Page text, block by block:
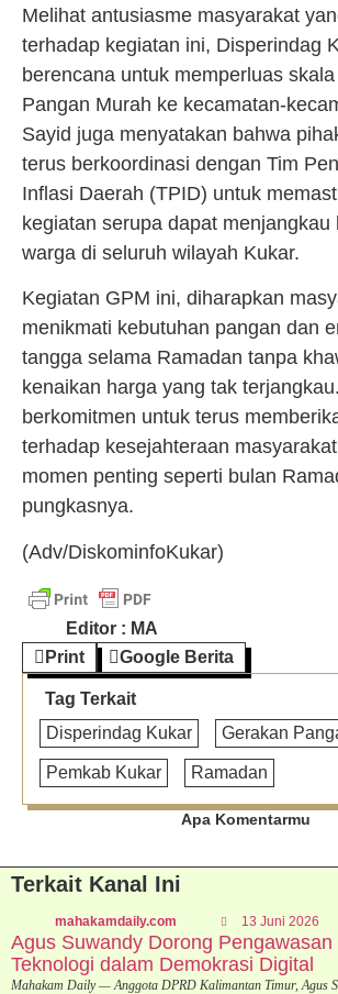
Melihat antusiasme masyarakat
terhadap kegiatan ini, Disperindag
berencana untuk memperluas
Pangan Murah ke kecamatan-
Sayid juga menyatakan bahwa
terus berkoordinasi dengan Tim
Inflasi Daerah (TPID) untuk
kegiatan serupa dapat menjangkau
warga di seluruh wilayah Kukar.
Kegiatan GPM ini, diharapkan
menikmati kebutuhan pangan dan
tangga selama Ramadan tanpa
kenaikan harga yang tak
berkomitmen untuk terus
terhadap kesejahteraan
momen penting seperti bulan
pungkasnya.
(Adv/DiskominfoKukar)
Editor : MA
Print
Google Berita
Tag Terkait
Disperindag Kukar
Gerakan
Pemkab Kukar Ramadan
Apa Komentarmu
Terkait Kanal Ini
mahakamdaily.com 13 Juni 2026
Agus Suwandy Dorong
Teknologi dalam Demokrasi Digital
Mahakam Daily — Anggota DPRD Kalimantan Timur, Agus